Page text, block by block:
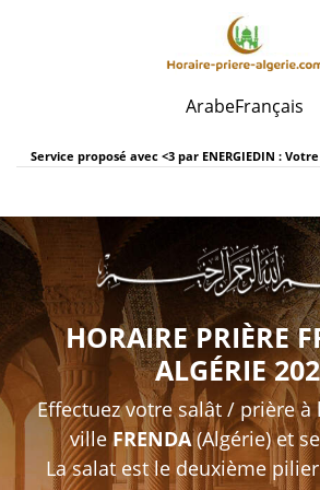
ArabeFrançais
Service proposé avec <3 par ENERGIEDIN :
HORAIRE PRIÈRE
ALGÉRIE
Effectuez votre salât / prière à
villeFRENDA(Algérie) et
La salat est le deuxième